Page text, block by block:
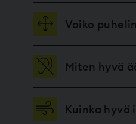
Voiko
Miten hyvä
Kuinka hyvä